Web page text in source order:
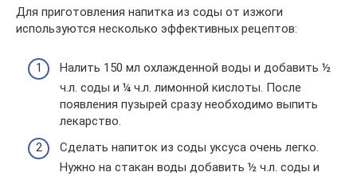
Для приготовления напитка из соды от изжоги
используются несколько эффективных рецептов:
Налить 150 мл охлажденной воды и добавить ½
ч.л. соды и ¼ ч.л. лимонной кислоты. После
появления пузырей сразу необходимо выпить
лекарство.
Сделать напиток из соды уксуса очень легко.
Нужно на стакан воды добавить ½ ч.л. соды и